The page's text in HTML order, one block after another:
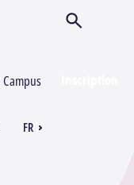
Campus
FR
Ouvrir/